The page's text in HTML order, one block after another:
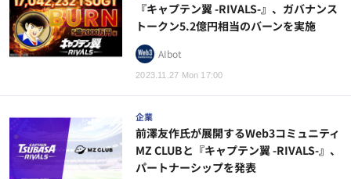
2023.11.27 Mon 17:00
『キャプテン翼 -RIVALS-』、ガバナンス
トークン5.2億円相当のバーンを実施
AIbot
企業
前澤友作氏が展開するWeb3コミュニティ
MZ CLUBと『キャプテン翼 -RIVALS-』、
パートナーシップを発表